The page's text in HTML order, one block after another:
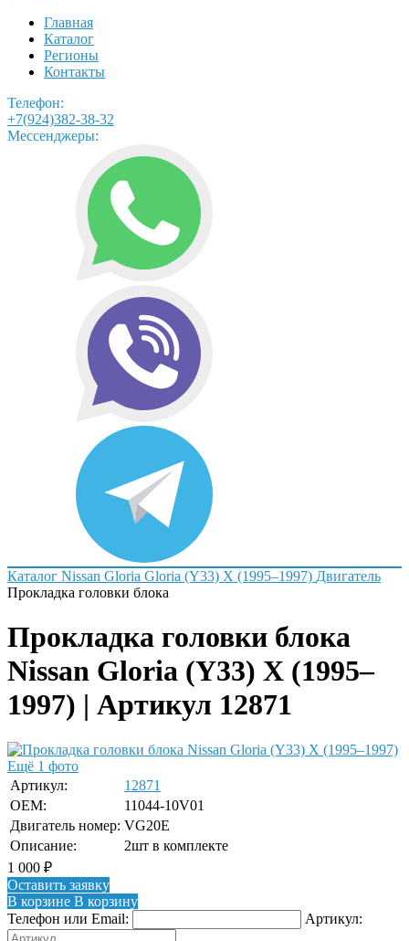
Главная
Каталог
Регионы
Контакты
Телефон:
+7(924)382-38-32
Мессенджеры:
Каталог Nissan Gloria Gloria (Y33) X (1995–1997) Двигатель
Прокладка головки блока
Прокладка головки блока
Nissan Gloria (Y33) X (1995–
1997) | Артикул 12871
Ещё 1 фото
Артикул:
12871
OEM:
11044-10V01
Двигатель номер: VG20E
Описание:
2шт в комплекте
1 000 ₽
Оставить заявку
В корзине В корзину
Телефон или Email:
Артикул: